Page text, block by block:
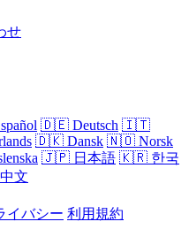
せ
🇩🇪 Deutsch 🇮🇹
🇩🇰 Dansk 🇳🇴 Norsk
🇯🇵 日本語 🇰🇷 한국
中文
イバシー 利用規約